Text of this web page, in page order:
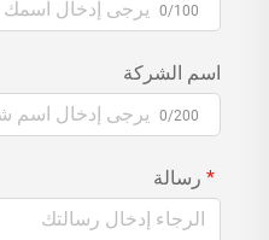
0/100
اسم الشركة
0/200
رسالة